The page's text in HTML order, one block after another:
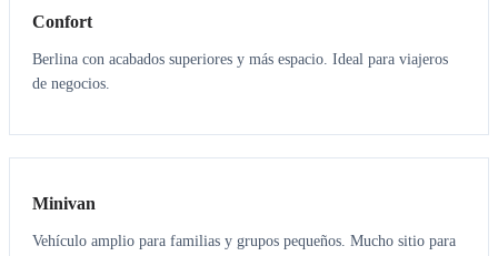
Confort
Berlina con acabados superiores y más espacio. Ideal para viajeros
de negocios.
6 5
Minivan
Vehículo amplio para familias y grupos pequeños. Mucho sitio para